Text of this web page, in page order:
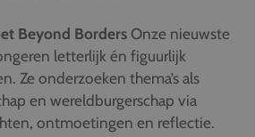
Beyond Borders Onze nieuwste
letterlijk én figuurlijk
Ze onderzoeken thema’s als
en wereldburgerschap via
ontmoetingen en reflectie.